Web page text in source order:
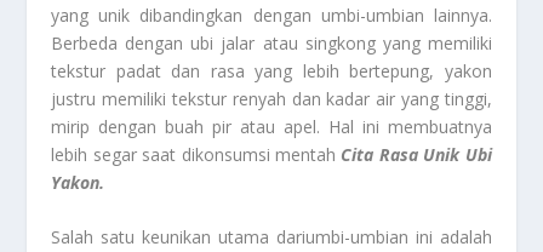
yang unik dibandingkan dengan umbi-umbian lainnya.
Berbeda dengan ubi jalar atau singkong yang memiliki
tekstur padat dan rasa yang lebih bertepung, yakon
justru memiliki tekstur renyah dan kadar air yang tinggi,
mirip dengan buah pir atau apel. Hal ini membuatnya
lebih segar saat dikonsumsi mentah Cita Rasa Unik Ubi
Yakon.
Salah satu keunikan utama dariumbi-umbian ini adalah